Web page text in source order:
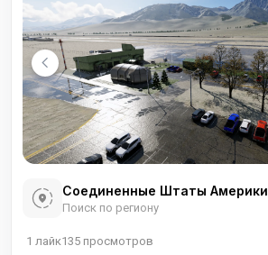
пассажирские рейсы в район
Соединенные Штаты Америки
Поиск по региону
1 лайк135 просмотров